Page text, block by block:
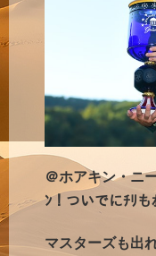
＠ホアキン・ニ
ﾝ！ついでにﾁﾘも
マスターズも出